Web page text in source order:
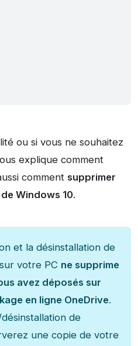
ou si vous ne souhaitez
explique comment
comment supprimer
Windows 10.
et la désinstallation de
votre PC ne supprime
avez déposés sur
en ligne OneDrive.
de
une copie de votre